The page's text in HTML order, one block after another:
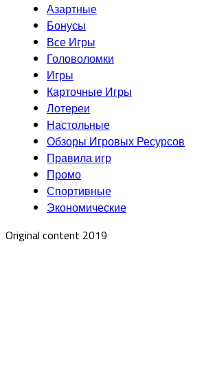
Азартные
Бонусы
Все Игры
Головоломки
Игры
Карточные Игры
Лотереи
Настольные
Обзоры Игровых Ресурсов
Правила игр
Промо
Спортивные
Экономические
Original content 2019